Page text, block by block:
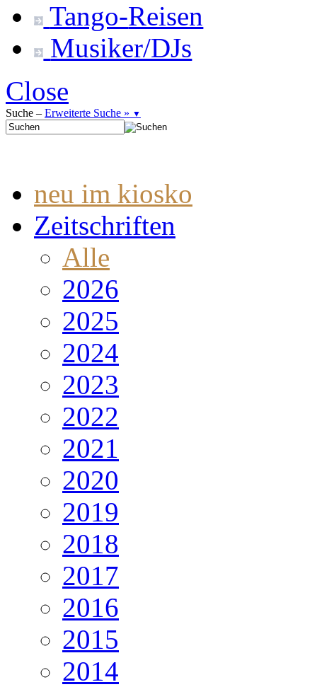
Tango-Reisen
Musiker/DJs
Close
Suche – Erweiterte Suche » ▼
neu im kiosko
Zeitschriften
Alle
2026
2025
2024
2023
2022
2021
2020
2019
2018
2017
2016
2015
2014